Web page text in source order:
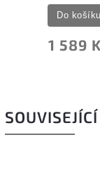
1 589
Do košíku